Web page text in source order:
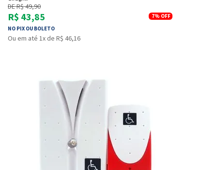
DE R$ 49,90
R$ 43,85
NO PIX OU BOLETO
7% OFF
Ou em até 1x de R$ 46,16